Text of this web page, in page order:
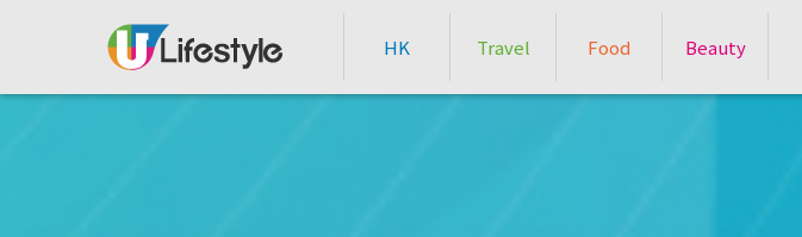
HK Travel Food Beauty